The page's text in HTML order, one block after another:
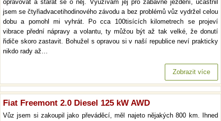
opravovat a starat se o něj. Využívám jej pro zábavné ježdění, účastnil
jsem se čtyřiadvacetihodinového závodu a bez problémů vůz vydržel celou
dobu a pomohl mi vyhrát. Po cca 100tisících kilometrech se projeví
vibrace přední nápravy a volantu, ty můžou být až tak velké, že donutí
řidiče skoro zastavit. Bohužel s opravou si v naší republice neví prakticky
nikdo rady až…
Zobrazit více
Fiat Freemont 2.0 Diesel 125 kW AWD
Vůz jsem si zakoupil jako převáděcí, měl najeto nějakých 800 km. Ihned